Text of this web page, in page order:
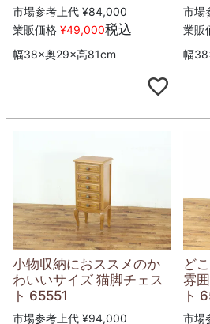
市場参考上代 ¥84,000
業販価格 ¥49,000税込
幅38×奥29×高81cm
市場
業販
幅
小物収納におススメのか
わいいサイズ 猫脚チェス
ト 65551
市場参考上代 ¥94,000
ど
雰
ト
市場